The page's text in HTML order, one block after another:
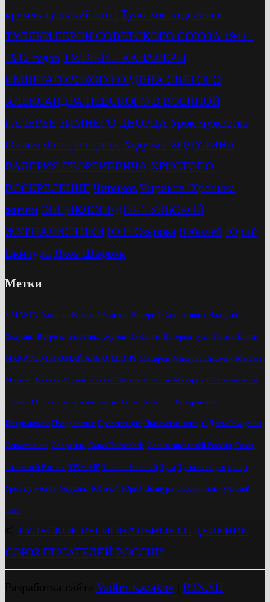
кремль тульский поэт Тульское отделение
ТУЛЯКИ ГЕРОИ СОВЕТСКОГО СОЮЗА 1941–
1942 годов ТУЛЯКИ – КАВАЛЕРЫ
ИМПЕРАТОРСКОГО ОРДЕНА СВЯТОГО
АЛЕКСАНДРА НЕВСКОГО В ВОЕННОЙ
ГАЛЕРЕЕ ЗИМНЕГО ДВОРЦА Урок мужества
Фильм Фоторепортаж Ходулин ХОДУЛИНА
ВАЛЕРИЯ ГЕОРГИЕВИЧА ХРИСТОВО
ВОСКРЕСЕНИЕ Чириков Чириков. Хроника
жизни ЭНЦИКЛОПЕДИЯ ТУЛЬСКОЙ
ЖУРНАЛИСТИКИ Ю.Н.Озерова Юбилей Юрий
Цкипури Яков Шафран
Метки
8 МАРТА Алексин Валерий Маслов Валерий Савостьянов Валерий
Ходулин Встреча Выставка Жуков Из Книги История Тулы Книга Книги
МАКАРОВ НИКОЛАЙ АЛЕКСЕЕВИЧ Макаров Макаров Николай Маслов
Митинг Москва Музей Николай Жуков Николай Макаров Они воевали за
речкой Опалённые войной улицы Тулы Писатель Поздравление
Поздравляем Поздравляет Презентация Приокские зори С Днём Рождения
Савостьянов Собрание Союз Писателей Союза писателей России Союз
писателей России ТРО СПР Трещев Евгений Тула Тульские суворовцы
Урок мужества Ходулин Юбилей Юрий Цкипури справочник тульский
поэт
ТУЛЬСКОЕ РЕГИОНАЛЬНОЕ ОТДЕЛЕНИЕ
СОЮЗ ПИСАТЕЛЕЙ РОССИИ
Vadim Kazakov
B2X.SU